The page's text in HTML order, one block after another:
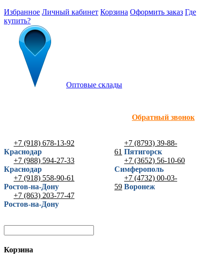
Избранное Личный кабинет Корзина Оформить заказ Где
купить?
Оптовые склады
Обратный звонок
+7 (918) 678-13-92
Краснодар
+7 (988) 594-27-33
Краснодар
+7 (918) 558-90-61
Ростов-на-Дону
+7 (863) 203-77-47
Ростов-на-Дону
+7 (8793) 39-88-
61 Пятигорск
+7 (3652) 56-10-60
Симферополь
+7 (4732) 00-03-
59 Воронеж
Корзина